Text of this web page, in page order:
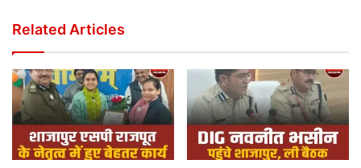
Related Articles